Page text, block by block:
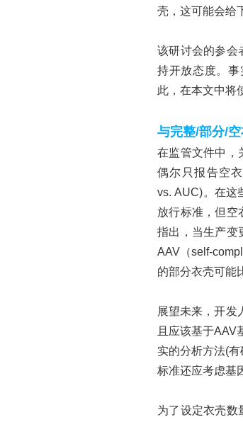
壳，这可能会给
该研讨会的参会
持开放态度。
此，在本文中将
与完整/部分/
在监管文件中，
偶尔只报告空
vs. AUC)。在这
放行标准，但空
指出，当生产变
AAV（self-
的部分衣壳可能
展望未来，开发
且应该基于AAV
实的分析方法(
标准还应考虑基
为了设定衣壳数